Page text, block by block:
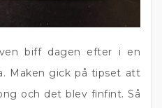
biff dagen efter i en
Maken gick på tipset att
och det blev finfint. Så